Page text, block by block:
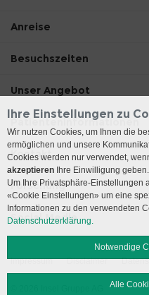
Anreise
Besuchszeiten
Unser Angebot
Patienteninformationen
Kontakt
Forschung
Social Media
Impressum Disclaimer
Ihre Einstellungen zu
Wir nutzen Cookies, um Ihnen die
ermöglichen und unsere
Cookies werden nur verwendet,
akzeptieren Ihre Einwilligung geben.
Um Ihre Privatsphäre-Einstellungen
«Cookie Einstellungen» um eine
Informationen zu den verwendeten
Datenschutzerklärung.
Notwendige
Alle